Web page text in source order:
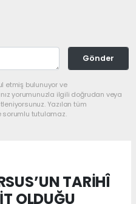
Gönder
etmiş bulunuyor ve
yorumunuzla ilgili doğrudan veya
Yazılan tüm
tutulamaz.
TARİHÎ
OLDUĞU